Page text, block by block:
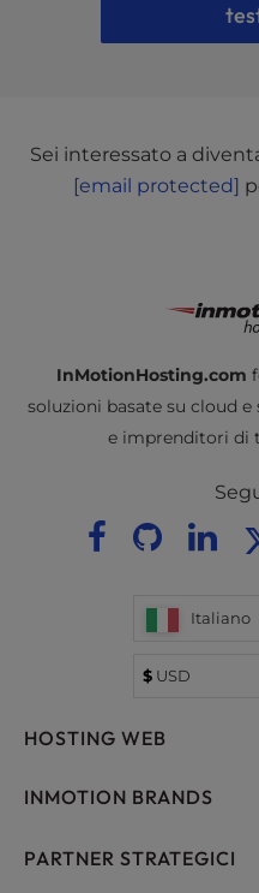
Sei interessato a
[email protected]
InMotionHosting.com
soluzioni basate su cloud
e imprenditori di
Italiano
$USD
HOSTING WEB
Hosting condiviso
INMOTION BRANDS
RamNode Cloud
PARTNER STRATEGICI